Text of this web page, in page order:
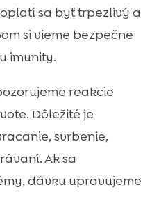
sa byť trpezlivý a
si vieme bezpečne
imunity.
reakcie
Dôležité je
svrbenie,
Ak sa
dávku upravujeme